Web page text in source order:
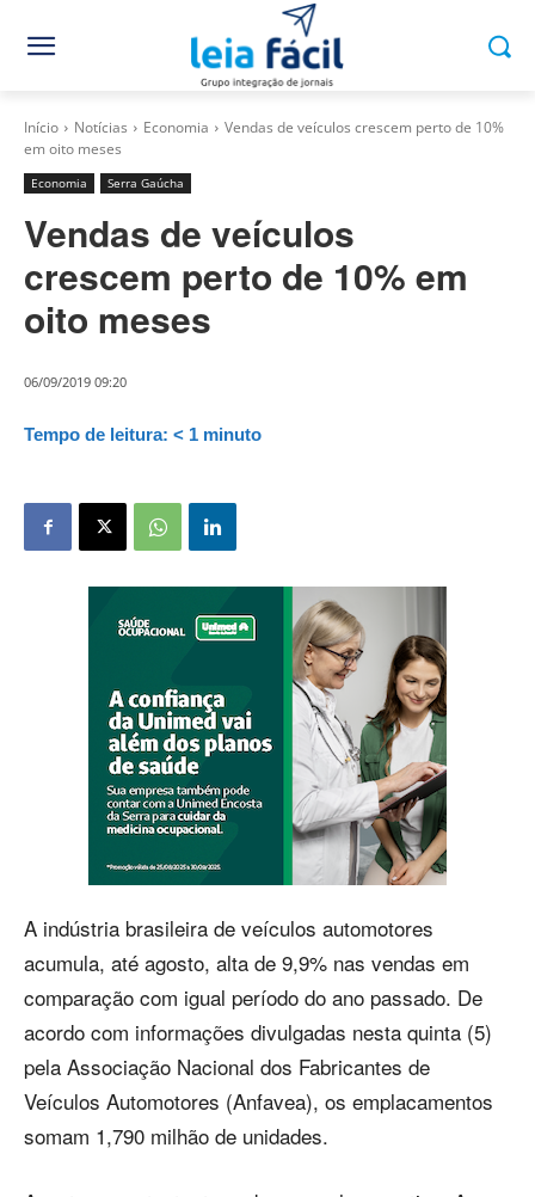
Início Notícias Economia
Vendas de veículos crescem perto de 10%
em oito meses
Economia Serra Gaúcha
Vendas de veículos
crescem perto de 10% em
oito meses
06/09/2019 09:20
Tempo de leitura: < 1 minuto
A indústria brasileira de veículos automotores
acumula, até agosto, alta de 9,9% nas vendas em
comparação com igual período do ano passado. De
acordo com informações divulgadas nesta quinta (5)
pela Associação Nacional dos Fabricantes de
Veículos Automotores (Anfavea), os emplacamentos
somam 1,790 milhão de unidades.